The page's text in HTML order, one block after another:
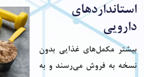
استانداردهای
دارویی
بیشتر مکمل‌های غذایی بدون
نسخه به فروش می‌رسند و به